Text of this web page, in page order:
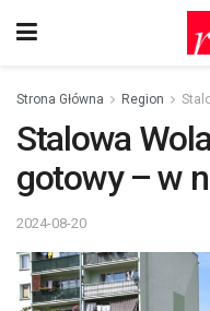
Strona Główna Region
Stalowa
gotowy – w
2024-08-20